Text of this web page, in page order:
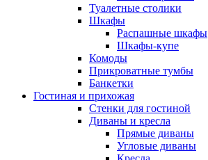
Туалетные столики
Шкафы
Распашные шкафы
Шкафы-купе
Комоды
Прикроватные тумбы
Банкетки
Гостиная и прихожая
Стенки для гостиной
Диваны и кресла
Прямые диваны
Угловые диваны